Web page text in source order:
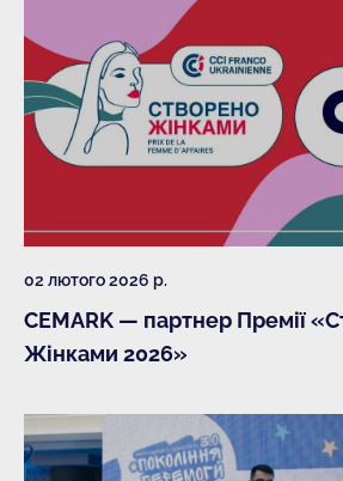
02 лютого 2026 р.
CEMARK — партнер Премії
Жінками 2026»